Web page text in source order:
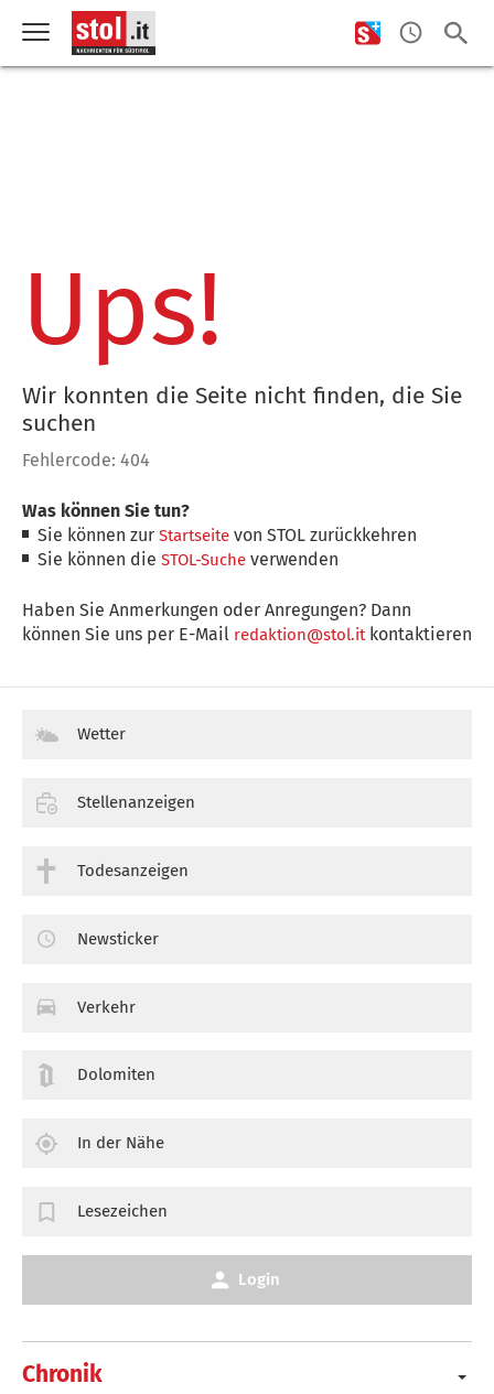
Ups!
Wir konnten die Seite nicht finden, die Sie
suchen
Fehlercode: 404
Was können Sie tun?
Sie können zurStartseite von STOL zurückkehren
Sie können dieSTOL-Suche verwenden
Haben Sie Anmerkungen oder Anregungen? Dann
können Sie uns per E-Mail redaktion@stol.itkontaktieren
Chronik
Wetter
Stellenanzeigen
Todesanzeigen
Newsticker
Verkehr
Dolomiten
In der Nähe
Lesezeichen
Login